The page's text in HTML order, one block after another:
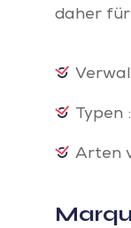
daher für
Typen
Arten